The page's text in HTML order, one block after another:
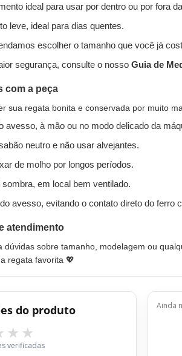
ideal para usar por dentro ou por fora
leve, ideal para dias quentes.
escolher o tamanho que você já
segurança, consulte o nosso Guia de
com a peça
sua regata bonita e conservada por muito
avesso, à mão ou no modo delicado da
neutro e não usar alvejantes.
de molho por longos períodos.
sombra, em local bem ventilado.
avesso, evitando o contato direto do ferro
atendimento
dúvidas sobre tamanho, modelagem ou
regata favorita 💖
do produto
verificadas
Ainda